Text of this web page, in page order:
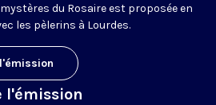
du Rosaire est proposée en
les pèlerins à Lourdes.
l'émission